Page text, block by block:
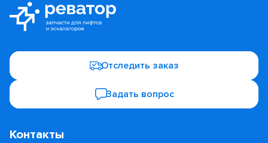
Отследить заказ
Задать вопрос
Контакты